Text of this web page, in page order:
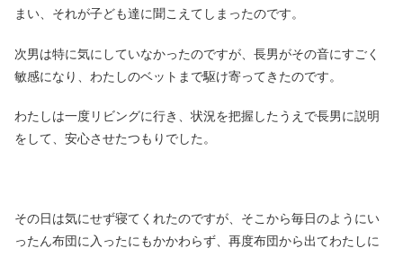
まい、それが子ども達に聞こえてしまったのです。
次男は特に気にしていなかったのですが、長男がその音にすごく
敏感になり、わたしのベットまで駆け寄ってきたのです。
わたしは一度リビングに行き、状況を把握したうえで長男に説明
をして、安心させたつもりでした。
その日は気にせず寝てくれたのですが、そこから毎日のようにい
ったん布団に入ったにもかかわらず、再度布団から出てわたしに